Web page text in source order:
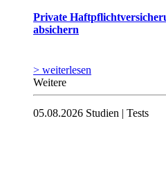
Private
absichern
> weiterlesen
Weitere
05.08.2026 Studien | Tests